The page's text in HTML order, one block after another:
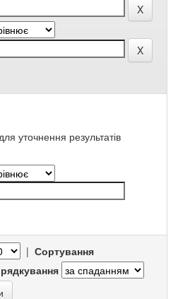
уточнення результатів
| Сортування